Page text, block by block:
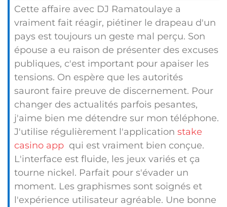
Cette affaire avec DJ Ramatoulaye a
vraiment fait réagir, piétiner le drapeau d'un
pays est toujours un geste mal perçu. Son
épouse a eu raison de présenter des excuses
publiques, c'est important pour apaiser les
tensions. On espère que les autorités
sauront faire preuve de discernement. Pour
changer des actualités parfois pesantes,
j'aime bien me détendre sur mon téléphone.
J'utilise régulièrement l'application stake
casino app qui est vraiment bien conçue.
L'interface est fluide, les jeux variés et ça
tourne nickel. Parfait pour s'évader un
moment. Les graphismes sont soignés et
l'expérience utilisateur agréable. Une bonne